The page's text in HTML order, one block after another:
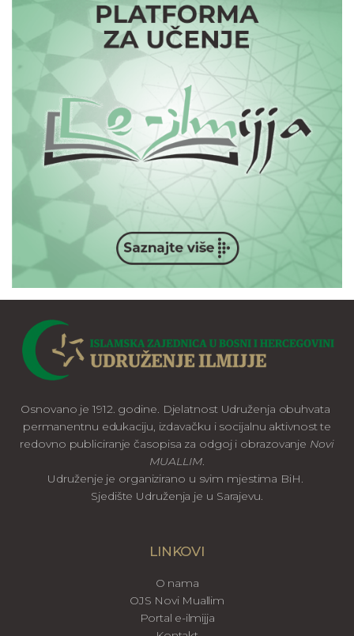
Osnovano je 1912. godine. Djelatnost Udruženja obuhvata
permanentnu edukaciju, izdavačku i socijalnu aktivnost te
redovno publiciranje časopisa za odgoj i obrazovanje Novi
MUALLIM.
Udruženje je organizirano u svim mjestima BiH.
Sjedište Udruženja je u Sarajevu.
LINKOVI
O nama
OJS Novi Muallim
Portal e-ilmijja